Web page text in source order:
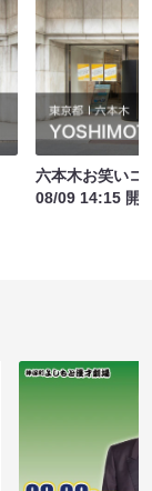
六本木お笑いコ
08/09 14:15 開